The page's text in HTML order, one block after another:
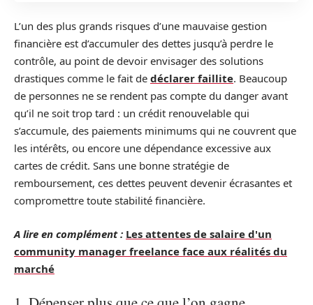
L’un des plus grands risques d’une mauvaise gestion
financière est d’accumuler des dettes jusqu’à perdre le
contrôle, au point de devoir envisager des solutions
drastiques comme le fait de déclarer faillite. Beaucoup
de personnes ne se rendent pas compte du danger avant
qu’il ne soit trop tard : un crédit renouvelable qui
s’accumule, des paiements minimums qui ne couvrent que
les intérêts, ou encore une dépendance excessive aux
cartes de crédit. Sans une bonne stratégie de
remboursement, ces dettes peuvent devenir écrasantes et
compromettre toute stabilité financière.
A lire en complément : Les attentes de salaire d'un
community manager freelance face aux réalités du
marché